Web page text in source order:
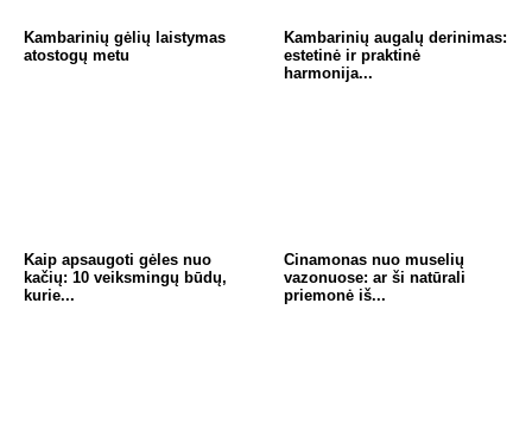
Kambarinių gėlių laistymas
atostogų metu
Kambarinių augalų derinimas:
estetinė ir praktinė
harmonija...
Kaip apsaugoti gėles nuo
kačių: 10 veiksmingų būdų,
kurie...
Cinamonas nuo muselių
vazonuose: ar ši natūrali
priemonė iš...